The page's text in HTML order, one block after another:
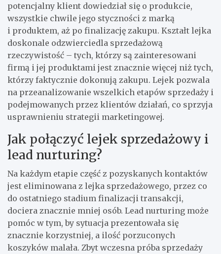
potencjalny klient dowiedział się o produkcie,
wszystkie chwile jego styczności z marką
i produktem, aż po finalizację zakupu. Kształt lejka
doskonale odzwierciedla sprzedażową
rzeczywistość – tych, którzy są zainteresowani
firmą i jej produktami jest znacznie więcej niż tych,
którzy faktycznie dokonują zakupu. Lejek pozwala
na przeanalizowanie wszelkich etapów sprzedaży i
podejmowanych przez klientów działań, co sprzyja
usprawnieniu strategii marketingowej.
Jak połączyć lejek sprzedażowy i
lead nurturing?
Na każdym etapie część z pozyskanych kontaktów
jest eliminowana z lejka sprzedażowego, przez co
do ostatniego stadium finalizacji transakcji,
dociera znacznie mniej osób. Lead nurturing może
pomóc w tym, by sytuacja prezentowała się
znacznie korzystniej, a ilość porzuconych
koszyków malała. Zbyt wczesna próba sprzedaży